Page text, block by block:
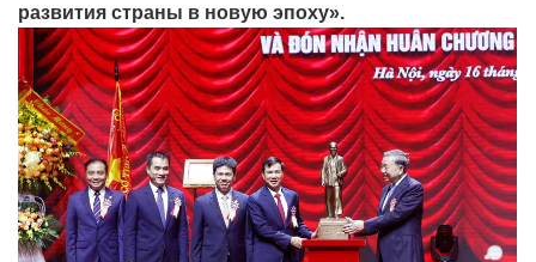
развития страны в новую эпоху».